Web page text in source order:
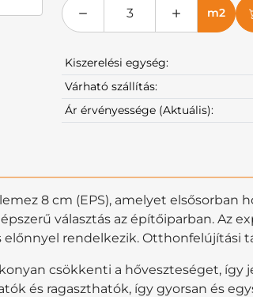
m2
Kiszerelési egység:
Várható szállítás:
Ár érvényessége (Aktuális):
8 cm (EPS), amelyet elsősorban
választás az építőiparban. Az
rendelkezik. Otthonfelújítási
csökkenti a hőveszteséget,
és ragaszthatók, így gyorsan és